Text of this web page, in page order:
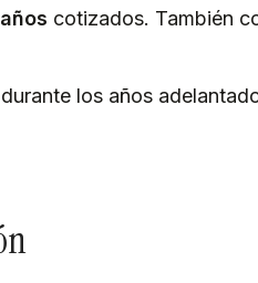
cotizados. También
los años